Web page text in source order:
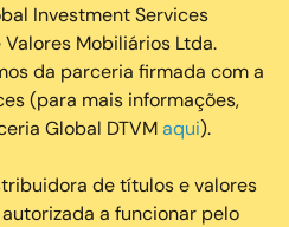
Investment Services
Mobiliários Ltda.
da parceria firmada com a
(para mais informações,
Global DTVMaqui).
de títulos e valores
a funcionar pelo